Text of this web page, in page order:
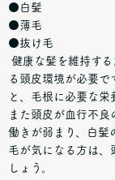
●白髪
●薄毛
●抜け毛
健康な髪を維持す
る頭皮環境が必要で
と、毛根に必要な栄
また頭皮が血行不
働きが弱まり、白髪
毛が気になる方は、
しょう。